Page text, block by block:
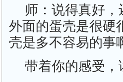
师：说得真好
外面的蛋壳是很硬
壳是多不容易的事
带着你的感受